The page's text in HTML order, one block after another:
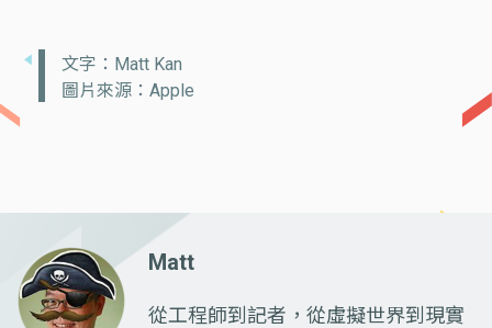
文字：Matt Kan
圖片來源：Apple
Matt
從工程師到記者，從虛擬世界到現實